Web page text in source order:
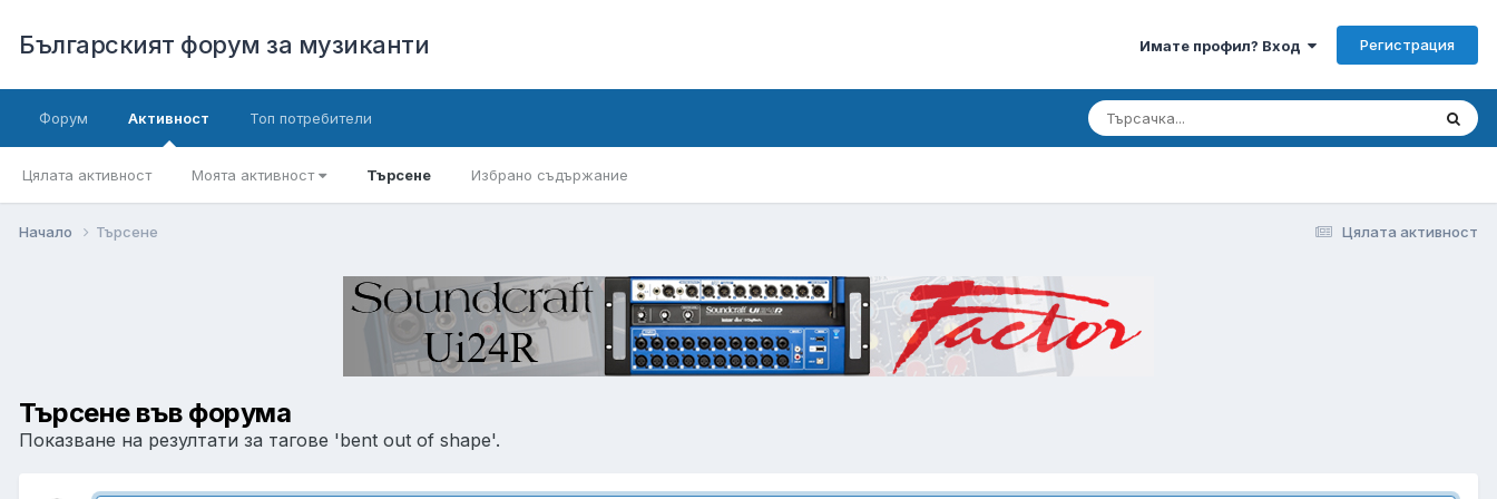
Българският форум за музиканти Имате профил? Вход Регистрация
Форум Активност
Цялата активност Моята активност Търсене Избрано съдържание
Топ потребители
Цялата активност
Начало Търсене
Търсене във форума
Показване на резултати за тагове 'bent out of shape'.